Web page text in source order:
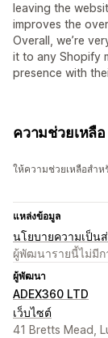
leaving the
improves the
Overall, we’re
it to any Shopify
presence with
ความช่วยเหลือ
ให้ความช่วยเหลือสำ
แหล่งข้อมูล
นโยบายความเป็น
ผู้พัฒนารายนี้ไม่มีก
ผู้พัฒนา
ADEX360 LTD
เว็บไซต์
41 Bretts Mead,